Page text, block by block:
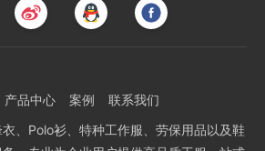
产品中心 案例
联系我们
、Polo衫、特种工作服、劳保用品以及鞋